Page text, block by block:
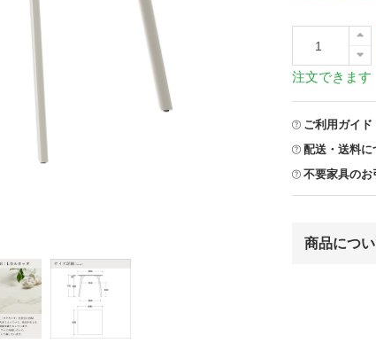
注文できます
ご利用ガイ
配送・送料に
不要家具のお
商品につ